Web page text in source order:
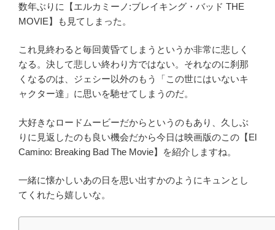
数年ぶりに【エルカミーノ:ブレイキング・バッド THE
MOVIE】も見てしまった。
これ見終わると毎回黄昏てしまうというか非常に悲しく
なる。決して悲しい終わり方ではない。それなのに刹那
くなるのは、ジェシー以外のもう「この世にはいないキ
ャクター達」に思いを馳せてしまうのだ。
大好きなロードムービーだからというのもあり、久しぶ
りに見返したのも良い機会だから今日は映画版のこの【El
Camino: Breaking Bad The Movie】を紹介しますね。
一緒に懐かしいあの日を思い出すかのようにキュンとし
てくれたら嬉しいな。